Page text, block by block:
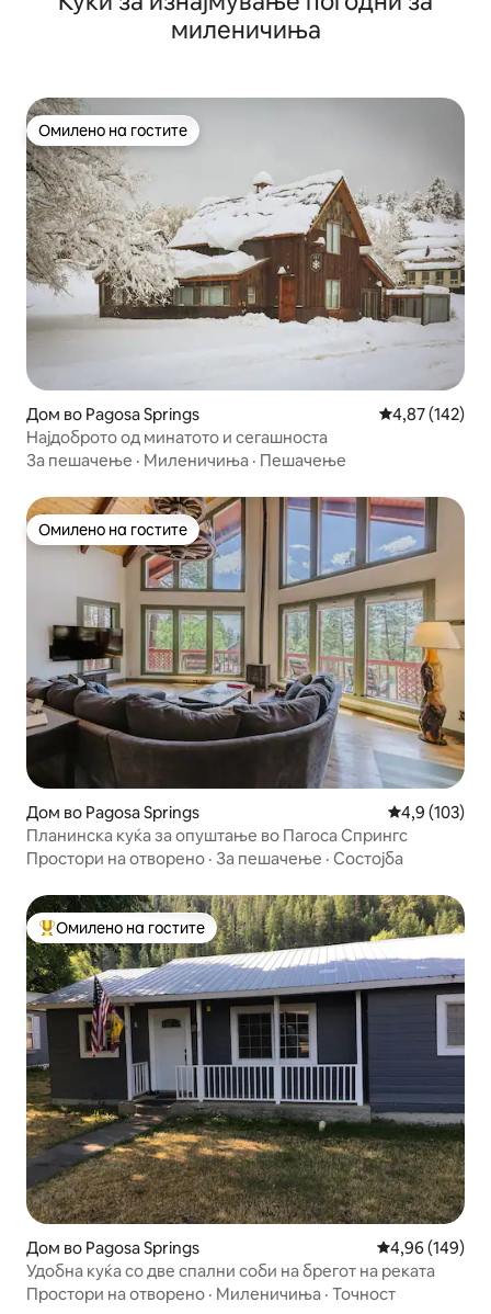
миленичиња
Омилено на гостите
Омилено на гостите
Дом во Pagosa Springs Просечна
4,87 (142)
Најдоброто од минатото и сегашноста
За пешачење · Миленичиња · Пешачење
Омилено на гостите
Омилено на гостите
Дом во Pagosa Springs Просечна
4,9 (103)
Планинска куќа за опуштање во Пагоса Спрингс
Простори на отворено · За пешачење · Состојба
Меѓу најуспешните „Омилени на гостите“
Омилено на гостите
Дом во Pagosa Springs Просечна
4,96 (149)
Удобна куќа со две спални соби на брегот на реката
Простори на отворено · Миленичиња · Точност